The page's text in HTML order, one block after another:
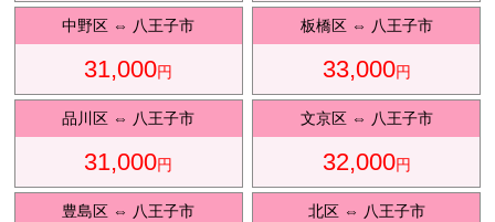
ラン
中野区 ⇔ 八王子市
31,000円
板橋区⇔ 八王子市
33,000円
品川区 ⇔ 八王子市
31,000円
文京区⇔ 八王子市
32,000円
豊島区 ⇔ 八王子市 北区⇔ 八王子市